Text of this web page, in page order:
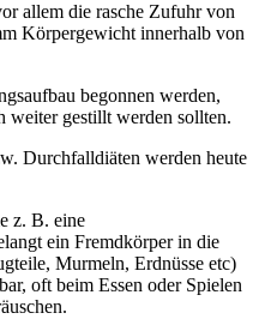
allem die rasche Zufuhr von
Körpergewicht innerhalb von
begonnen werden,
weiter gestillt werden sollten.
Durchfalldiäten werden heute
z. B. eine
ein Fremdkörper in die
Murmeln, Erdnüsse etc)
oft beim Essen oder Spielen